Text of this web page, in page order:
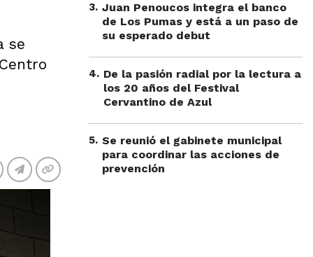
se
3. Juan Penoucos integra el banco
de Los Pumas y está a un paso de
su esperado debut
4. De la pasión radial por la lectura a
los 20 años del Festival
Cervantino de Azul
5. Se reunió el gabinete municipal
para coordinar las acciones de
prevención